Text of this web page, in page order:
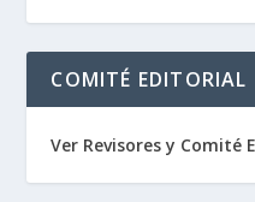
COMITÉ EDITORIAL
Ver Revisores y Comité